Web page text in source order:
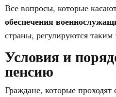
Все вопросы, которые
обеспечения
страны, регулируются таким
Условия и
пенсию
Граждане, которые проходят